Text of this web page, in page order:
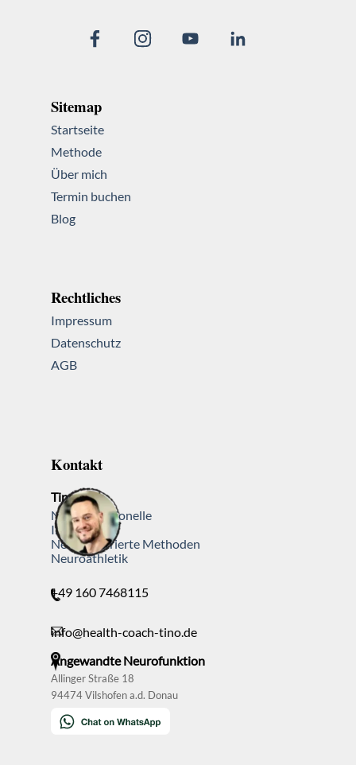
Kontakt
Sitemap
Startseite
Methode
Über mich
Termin buchen
Blog
Rechtliches
Impressum
Datenschutz
AGB
Tino Both
Neurofunktionelle
Integration
Neurozentrierte Methoden
Neuroathletik
+49 160 7468115
info@health-coach-tino.de
Angewandte Neurofunktion
Allinger Straße 18
94474 Vilshofen a.d. Donau